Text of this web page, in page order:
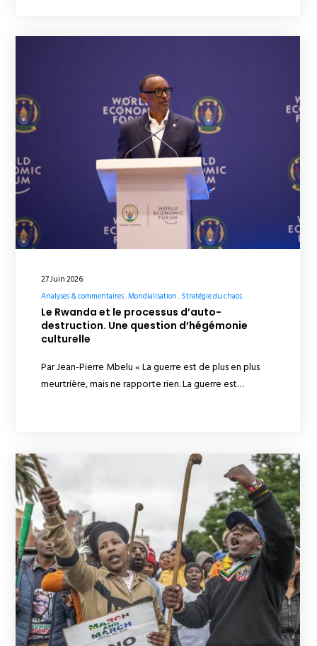
27 Juin 2026
Analyses & commentaires Mondialisation Stratégie du chaos
Le Rwanda et le processus d’auto-
destruction. Une question d’hégémonie
culturelle
Par Jean-Pierre Mbelu « La guerre est de plus en plus
meurtrière, mais ne rapporte rien. La guerre est…